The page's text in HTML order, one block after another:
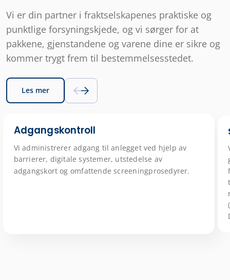
Vi er din partner i fraktselskapenes praktiske og
punktlige forsyningskjede, og vi sørger for at
pakkene, gjenstandene og varene dine er sikre og
kommer trygt frem til bestemmelsesstedet.
Les mer
Adgangskontroll
Vi administrerer adgang til anlegget ved hjelp av
barrierer, digitale systemer, utstedelse av
adgangskort og omfattende screeningprosedyrer.